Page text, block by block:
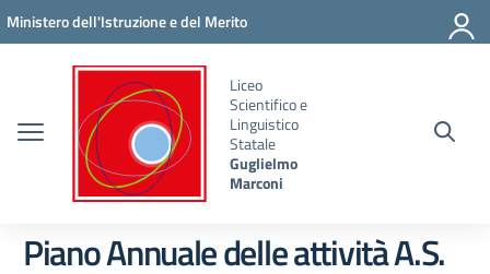
Vai ai contenuti
Vai al menu di navigazione
Vai al footer
Ministero dell'Istruzione e del Merito
Liceo
Scientifico e
Linguistico
Statale
Guglielmo
Marconi
Piano Annuale delle attività A.S.